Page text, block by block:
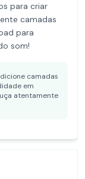
para criar
camadas
para
som!
camadas
em
atentamente